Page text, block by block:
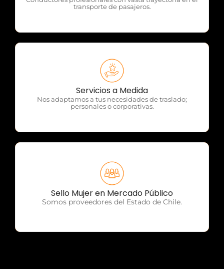
transporte de pasajeros.
Servicios a Medida
Nos adaptamos a tus necesidades de traslado;
personales o corporativas.
OTP Servicios
Sello Mujer en Mercado Público
Somos proveedores del Estado de Chile.
OTP Servicios